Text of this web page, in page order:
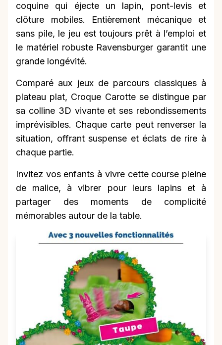
coquine qui éjecte un lapin, pont-levis et
clôture mobiles. Entièrement mécanique et
sans pile, le jeu est toujours prêt à l’emploi et
le matériel robuste Ravensburger garantit une
grande longévité.
Comparé aux jeux de parcours classiques à
plateau plat, Croque Carotte se distingue par
sa colline 3D vivante et ses rebondissements
imprévisibles. Chaque carte peut renverser la
situation, offrant suspense et éclats de rire à
chaque partie.
Invitez vos enfants à vivre cette course pleine
de malice, à vibrer pour leurs lapins et à
partager des moments de complicité
mémorables autour de la table.